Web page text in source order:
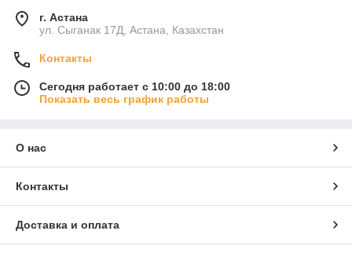
г. Астана
ул. Сыганак 17Д, Астана, Казахстан
Контакты
Сегодня работает с 10:00 до 18:00
Показать весь график работы
О нас
Контакты
Доставка и оплата